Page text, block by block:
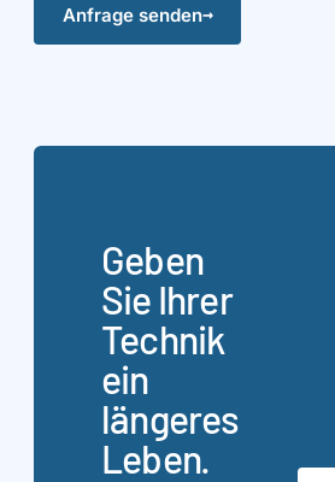
Anfrage senden→
Geben
Sie Ihrer
Technik
ein
längeres
Leben.